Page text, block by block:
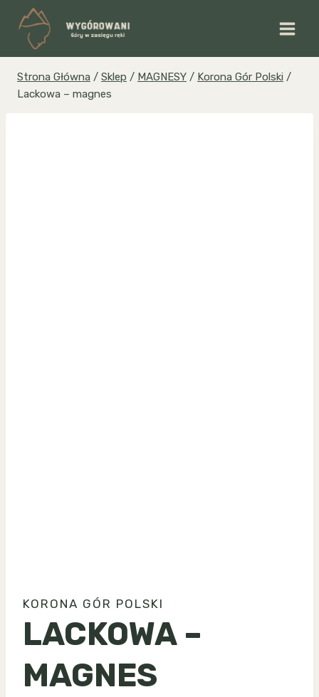
Przejdź
treści
Strona Główna / Sklep / MAGNESY / Korona Gór Polski /
Lackowa – magnes
KORONA GÓR POLSKI
LACKOWA –
MAGNES